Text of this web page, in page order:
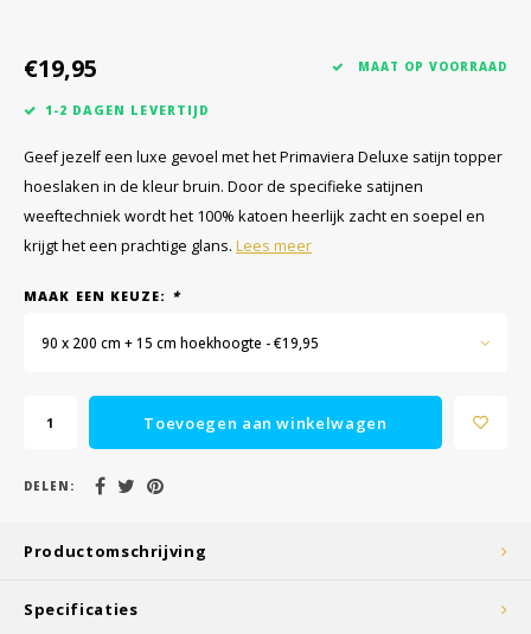
€19,95 MAAT OP VOORRAAD
1-2 DAGEN LEVERTIJD
Geef jezelf een luxe gevoel met het Primaviera Deluxe satijn topper
hoeslaken in de kleur bruin. Door de specifieke satijnen
weeftechniek wordt het 100% katoen heerlijk zacht en soepel en
krijgt het een prachtige glans. Lees meer
MAAK EEN KEUZE: *
90 x 200 cm + 15 cm hoekhoogte - €19,95
Toevoegen aan winkelwagen
DELEN:
Productomschrijving
Specificaties